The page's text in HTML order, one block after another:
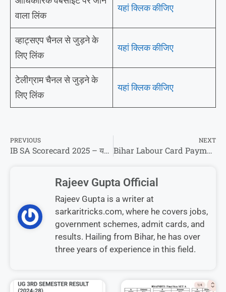
वाला लिंक
यहां क्लिक कीजिए
व्हाट्सएप चैनल से जुड़ने के
लिए लिंक
यहां क्लिक कीजिए
टेलीग्राम चैनल से जुड़ने के
लिए लिंक
यहां क्लिक कीजिए
PREVIOUS
IB SA Scorecard 2025 – यहां से कीजिए अपना स्कोर कार्ड डाउनलोड
NEXT
Bihar Labour Card Payment Status Check- लेबर कार्ड रुपया का पेमेंट स्टेटस ऐसे करें चेक !
Rajeev Gupta Official
Rajeev Gupta is a writer at
sarkaritricks.com, where he covers jobs,
government schemes, admit cards, and
results. Hailing from Bihar, he has over
three years of experience in this field.